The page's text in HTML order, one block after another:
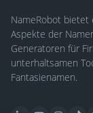
NameRobot bietet
Aspekte der
Generatoren für
unterhaltsamen
Fantasienamen.